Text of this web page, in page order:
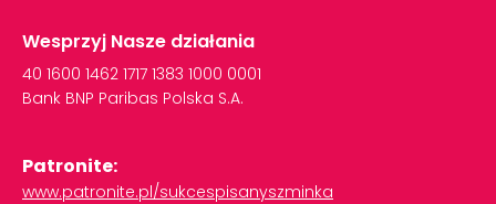
Wesprzyj Nasze działania
40 1600 1462 1717 1383 1000 0001
Bank BNP Paribas Polska S.A.
Patronite:
www.patronite.pl/sukcespisanyszminka